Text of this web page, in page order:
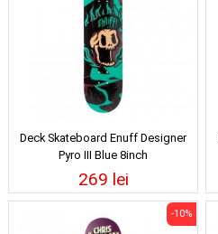
Deck Skateboard Enuff Designer
Pyro III Blue 8inch
269 lei
-10%